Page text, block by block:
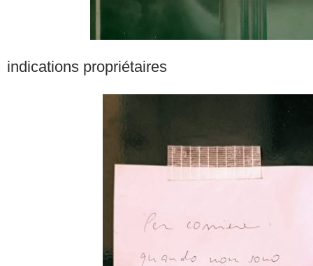
indications propriétaires